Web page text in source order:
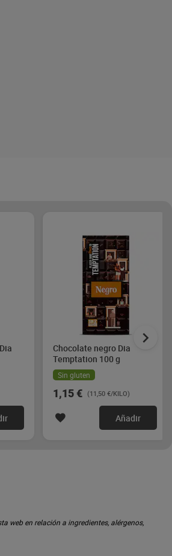
Chocolate negro Dia
Temptation 100 g
Sin gluten
1,15 € (11,50 €/KILO)
Añadir
web en relación a ingredientes, alérgenos,